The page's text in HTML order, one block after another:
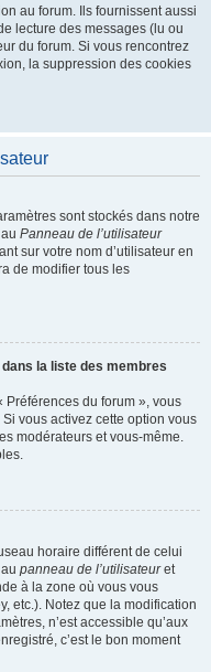
au forum. Ils fournissent aussi
lecture des messages (lu ou
du forum. Si vous rencontrez
la suppression des cookies
sont stockés dans notre
Panneau de l’utilisateur
sur votre nom d’utilisateur en
de modifier tous les
la liste des membres
Préférences du forum », vous
Si vous activez cette option vous
modérateurs et vous-même.
horaire différent de celui
panneau de l’utilisateuret
à la zone où vous vous
etc.). Notez que la modification
n’est accessible qu’aux
c’est le bon moment